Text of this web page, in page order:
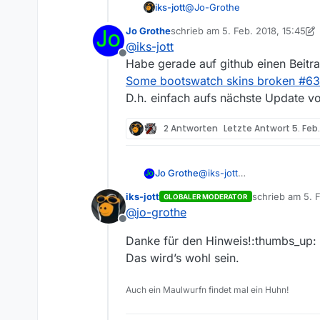
Gruß
iks-jott@Jo-Grothe
Auf meinen Tablets mit
@jo-grothesagte in
Mir kommt weiterhin die
Das allerdings konnte ich dort
Offline
Jo Grotheschrieb am 5. Feb. 2018, 15:45
zuletzt editiert von Jo Grothe2.
@iks-jott
Habe gerade auf github einen
Some bootswatch skins broken
D.h. einfach aufs nächste Update
2 Antworten Letzte Antwort 5.
Jo Grothe@iks-jott
Some bootswatch skins
Offline
iks-jott GLOBALER MODERATOR schrieb am 5.
zuletzt editiert
@jo-grothe
Danke für den Hinweis!:thumbs_up:
Das wird’s wohl sein.
Auch ein Maulwurfn findet mal ein Huhn!